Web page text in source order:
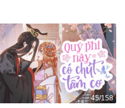
45/158